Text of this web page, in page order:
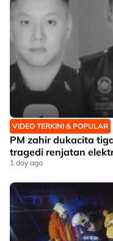
VIDEO TERKINI & POPULAR
PM zahir dukacita
tragedi renjatan
1 day ago